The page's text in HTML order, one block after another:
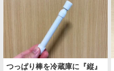
つっぱり棒を冷蔵庫に『縦』